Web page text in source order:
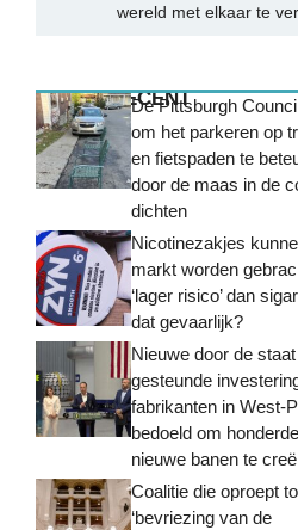
wereld met elkaar te
MEEST RECENT
De Pittsburgh
om het parkeren op
en fietspaden te
door de maas in de
dichten
Nicotinezakjes
markt worden
‘lager risico’ dan
dat gevaarlijk?
Nieuwe door de staat
gesteunde
fabrikanten in West-
bedoeld om
nieuwe banen te
Coalitie die oproept
‘bevriezing van de